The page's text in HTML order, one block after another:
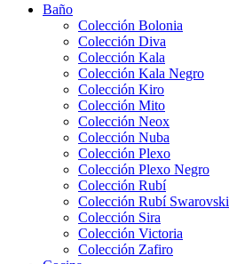
Baño
Colección Bolonia
Colección Diva
Colección Kala
Colección Kala Negro
Colección Kiro
Colección Mito
Colección Neox
Colección Nuba
Colección Plexo
Colección Plexo Negro
Colección Rubí
Colección Rubí Swarovski
Colección Sira
Colección Victoria
Colección Zafiro